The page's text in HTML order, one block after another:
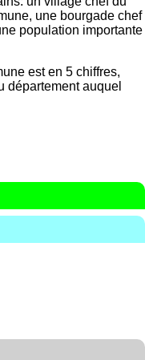
une bourgade chef
population importante
est en 5 chiffres,
département auquel